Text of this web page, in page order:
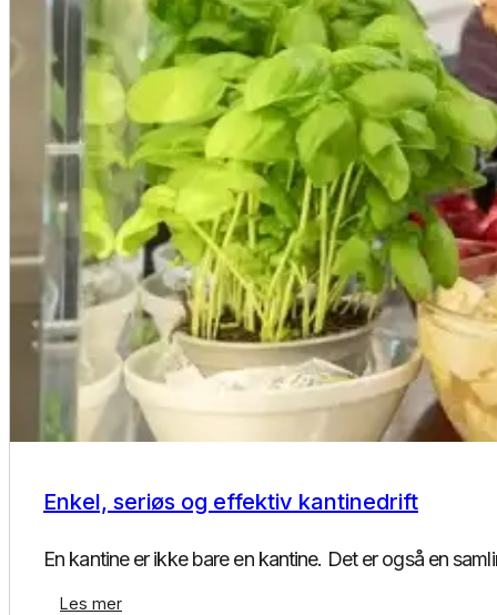
Enkel, seriøs og effektiv kantinedrift
En kantine er ikke bare en kantine. Det er også en
Les mer